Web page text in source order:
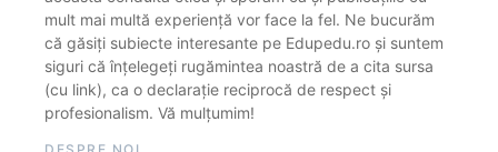
mult mai multă experiență vor face la fel. Ne bucurăm
că găsiți subiecte interesante pe Edupedu.ro și suntem
siguri că înțelegeți rugămintea noastră de a cita sursa
(cu link), ca o declarație reciprocă de respect și
profesionalism. Vă mulțumim!